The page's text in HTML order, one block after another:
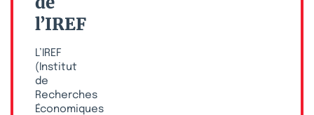
l’IREF
L’IREF
(Institut
de
Recherches
Économiques